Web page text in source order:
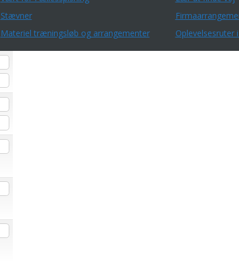
Stævner
Materiel træningsløb og arrangementer
Oplevelsesruter